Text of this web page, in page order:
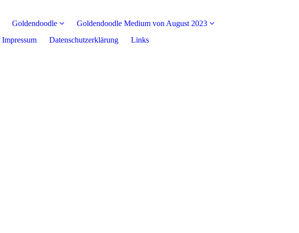
Goldendoodle
Goldendoodle Medium von August 2023
Impressum Datenschutzerklärung Links